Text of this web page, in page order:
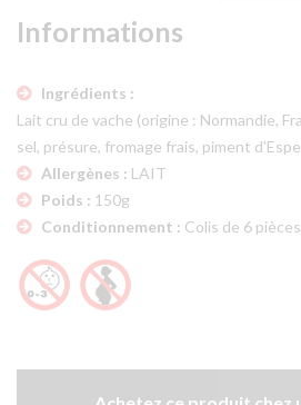
Informations
Ingrédients :
Lait cru de vache (origine : Normandie,
sel, présure, fromage frais, piment
Allergènes : LAIT
Poids : 150g
Conditionnement : Colis de 6 pièces